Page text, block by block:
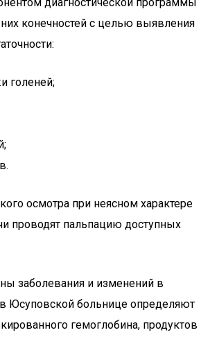
конечностей с целью выявления
голеней;
осмотра при неясном характере
проводят пальпацию доступных
заболевания и изменений в
Юсуповской больнице определяют
гемоглобина, продуктов